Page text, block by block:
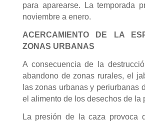
para aparearse. La temporada
noviembre a enero.
ACERCAMIENTO DE LA
ZONAS URBANAS
A consecuencia de la
abandono de zonas rurales, el
las zonas urbanas y periurbanas
el alimento de los desechos de la
La presión de la caza provoca